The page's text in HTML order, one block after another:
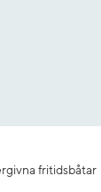
fritidsbåtar